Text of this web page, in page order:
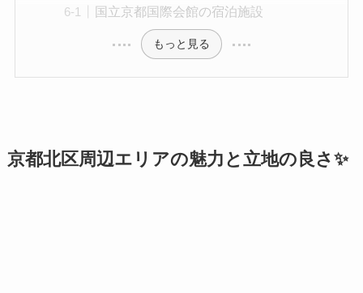
国立京都国際会館の宿泊施設
もっと見る
京都北区周辺エリアの魅力と立地の良さ✨